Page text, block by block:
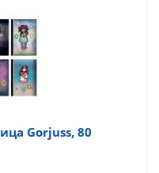
Gorjuss, 80